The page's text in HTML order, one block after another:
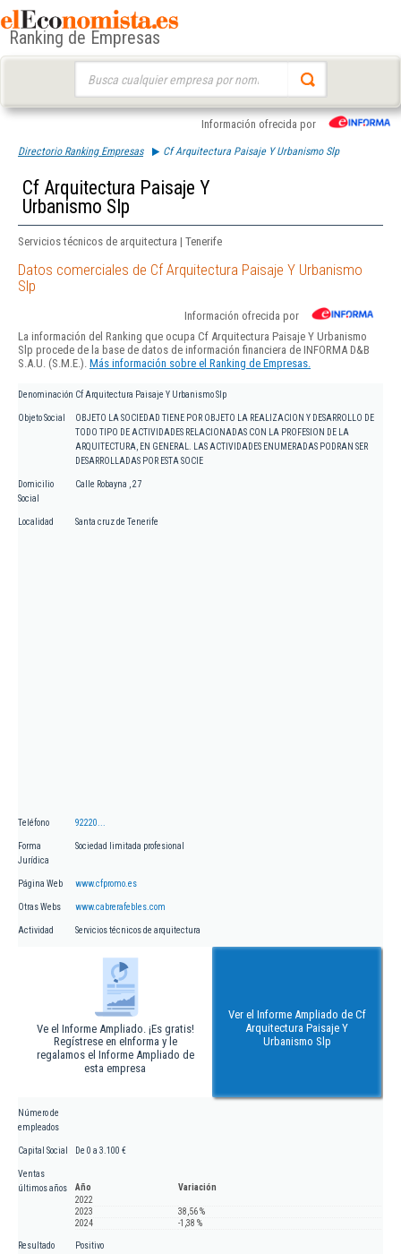
Ranking de Empresas
Información ofrecida por
Directorio Ranking Empresas Cf Arquitectura Paisaje Y Urbanismo Slp
Cf Arquitectura Paisaje Y
Urbanismo Slp
Servicios técnicos de arquitectura | Tenerife
Datos comerciales de Cf Arquitectura Paisaje Y Urbanismo
Slp
Información ofrecida por
La información del Ranking que ocupa Cf Arquitectura Paisaje Y Urbanismo
Slp procede de la base de datos de información financiera de INFORMA D&B
S.A.U. (S.M.E.). Más información sobre el Ranking de Empresas.
Denominación Cf Arquitectura Paisaje Y Urbanismo Slp
Objeto Social
OBJETO LA SOCIEDAD TIENE POR OBJETO LA REALIZACION Y DESARROLLO DE
TODO TIPO DE ACTIVIDADES RELACIONADAS CON LA PROFESION DE LA
ARQUITECTURA, EN GENERAL. LAS ACTIVIDADES ENUMERADAS PODRAN SER
DESARROLLADAS POR ESTA SOCIE
Domicilio
Social
Calle Robayna , 27
Localidad Santa cruz de Tenerife
Teléfono 92220...
Forma
Jurídica
Sociedad limitada profesional
Página Web www.cfpromo.es
Otras Webs www.cabrerafebles.com
Actividad Servicios técnicos de arquitectura
Ve el Informe Ampliado. ¡Es gratis!
Regístrese en eInforma y le
regalamos el Informe Ampliado de
esta empresa
Ver el Informe Ampliado de Cf
Arquitectura Paisaje Y
Urbanismo Slp
Número de
empleados
Capital Social De 0 a 3.100 €
Ventas
últimos años
Año
Variación
2022
2023
38,56 %
2024
-1,38 %
Resultado
Positivo